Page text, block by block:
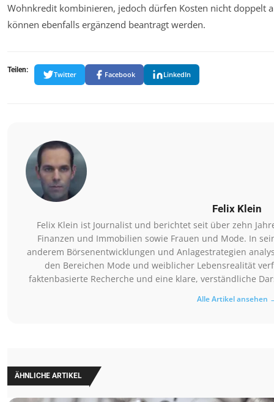
Wohnkredit kombinieren, jedoch dürfen Kosten nicht doppelt
können ebenfalls ergänzend beantragt werden.
Teilen:
Twitter Facebook LinkedIn
Felix Klein
Felix Klein ist Journalist und berichtet seit über zehn
Finanzen und Immobilien sowie Frauen und Mode. In
anderem Börsenentwicklungen und Anlagestrategien
den Bereichen Mode und weiblicher Lebensrealität
faktenbasierte Recherche und eine klare, verständliche
Alle Artikel ansehen
ÄHNLICHE ARTIKEL